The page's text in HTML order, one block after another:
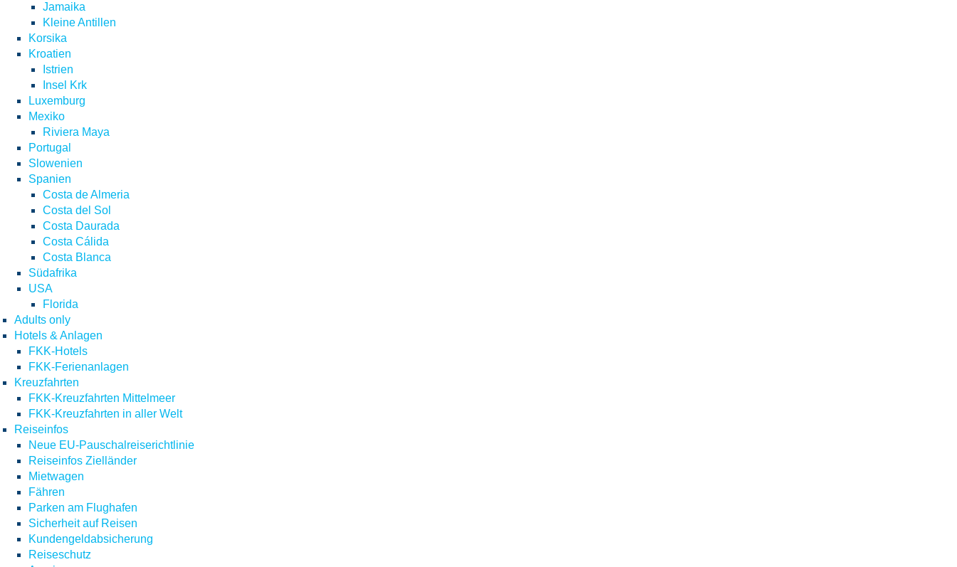
Jamaika
Kleine Antillen
Korsika
Kroatien
Istrien
Insel Krk
Luxemburg
Mexiko
Riviera Maya
Portugal
Slowenien
Spanien
Costa de Almeria
Costa del Sol
Costa Daurada
Costa Cálida
Costa Blanca
Südafrika
USA
Florida
Adults only
Hotels & Anlagen
FKK-Hotels
FKK-Ferienanlagen
Kreuzfahrten
FKK-Kreuzfahrten Mittelmeer
FKK-Kreuzfahrten in aller Welt
Reiseinfos
Neue EU-Pauschalreiserichtlinie
Reiseinfos Zielländer
Mietwagen
Fähren
Parken am Flughafen
Sicherheit auf Reisen
Kundengeldabsicherung
Reiseschutz